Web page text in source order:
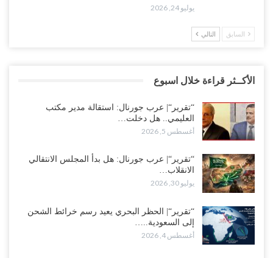
يوليو 24, 2026
السابق التالي
الأكــثر قراءة خلال اسبوع
“تقرير“| عرب جورنال: استقالة مدير مكتب
العليمي.. هل دخلت…
أغسطس 5, 2026
“تقرير“| عرب جورنال: هل بدأ المجلس الانتقالي
الانقلاب…
يوليو 30, 2026
“تقرير“| الحظر البحري يعيد رسم خرائط الشحن
إلى السعودية..…
أغسطس 4, 2026